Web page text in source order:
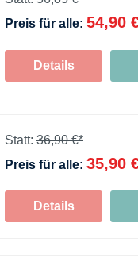
Preis für alle: 54,90
Details
Statt: 36,90 €*
Preis für alle: 35,90
Details